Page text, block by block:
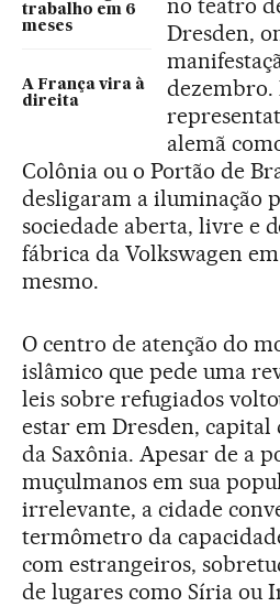
trabalho em 6
meses
A França vira à
direita
no teatro
Dresden,
dezembro.
alemã
Colônia ou o Portão de
desligaram a iluminação
sociedade aberta, livre e
fábrica da Volkswagen
mesmo.
O centro de atenção do
islâmico que pede uma
leis sobre refugiados
estar em Dresden,
da Saxônia. Apesar de a
muçulmanos em sua
irrelevante, a cidade
termômetro da
com estrangeiros,
de lugares como Síria ou